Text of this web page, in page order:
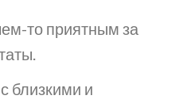
то приятным за
близкими и